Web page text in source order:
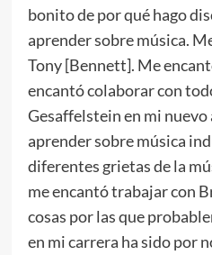
bonito de por qué hago
aprender sobre música.
Tony [Bennett]. Me
encantó colaborar con
Gesaffelstein en mi
aprender sobre música
diferentes grietas de la
me encantó trabajar con
cosas por las que
en mi carrera ha sido por